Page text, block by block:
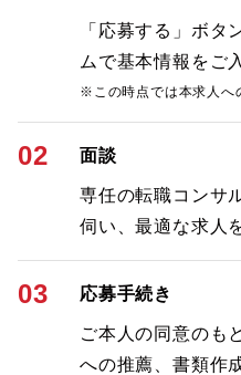
「応募する」ボタ
ムで基本情報をご
※この時点では本求人へ
02 面談
専任の転職コンサ
伺い、最適な求人
03 応募手続き
ご本人の同意のも
への推薦、書類作